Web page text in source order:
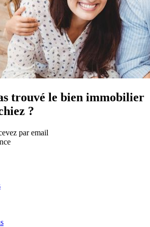
trouvé le bien immobilier
?
par email